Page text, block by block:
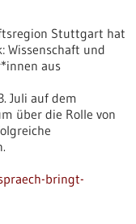
Stuttgart hat
Wissenschaft und
aus
Juli auf dem
über die Rolle von
bringt-